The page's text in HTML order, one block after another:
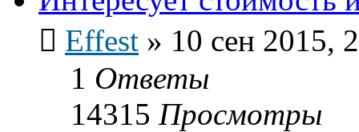
Effest » 10 сен 2015,
1 Ответы
14315 Просмотры